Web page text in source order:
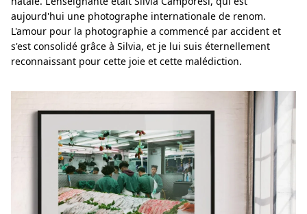
aujourd'hui une photographe internationale de renom.
L'amour pour la photographie a commencé par accident et
s'est consolidé grâce à Silvia, et je lui suis éternellement
reconnaissant pour cette joie et cette malédiction.